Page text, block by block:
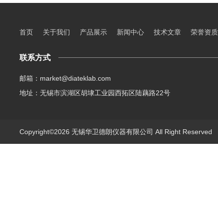
首页 关于我们 产品展示 新闻中心 技术文章 荣誉资质
联系方式
邮箱：market@diateklab.com
地址：无锡市滨湖区胡埭工业园西拓区陆藕路22号
Copyright©2026 无锡华卫德朗仪器有限公司 All Right